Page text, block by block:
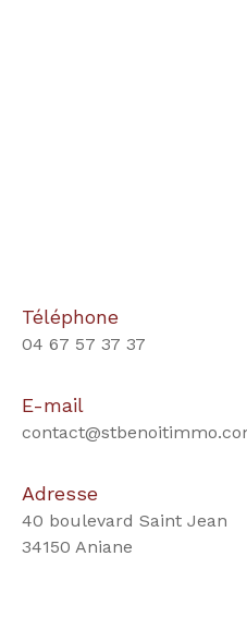
Téléphone
04 67 57 37 37
E-mail
Adresse
40 boulevard Saint Jean
34150 Aniane